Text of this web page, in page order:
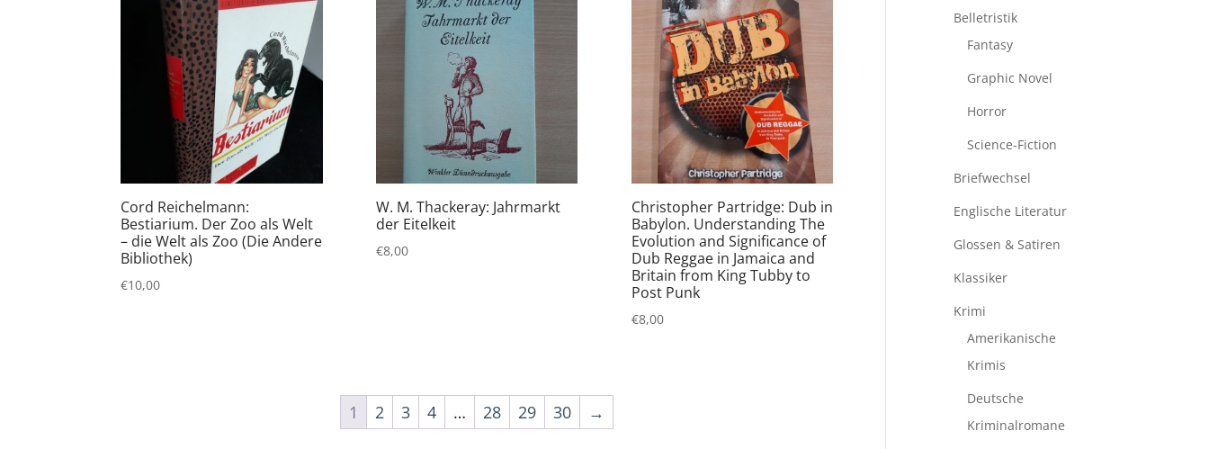
Cord Reichelmann:
Bestiarium. Der Zoo als Welt
– die Welt als Zoo (Die Andere
Bibliothek)
€10,00
W. M. Thackeray: Jahrmarkt
der Eitelkeit
€8,00
Christopher Partridge: Dub in
Babylon. Understanding The
Evolution and Significance of
Dub Reggae in Jamaica and
Britain from King Tubby to
Post Punk
€8,00
1 2 3 4 … 28 29 30 →
Belletristik
Fantasy
Graphic Novel
Horror
Science-Fiction
Briefwechsel
Englische Literatur
Glossen & Satiren
Klassiker
Krimi
Amerikanische
Krimis
Deutsche
Kriminalromane